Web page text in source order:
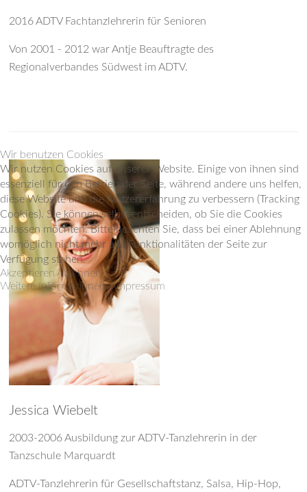
2016 ADTV Fachtanzlehrerin für Senioren
Von 2001 - 2012 war Antje Beauftragte des
Regionalverbandes Südwest im ADTV.
Jessica Wiebelt
2003-2006 Ausbildung zur ADTV-Tanzlehrerin in der
Tanzschule Marquardt
ADTV-Tanzlehrerin für Gesellschaftstanz, Salsa, Hip-Hop,
Wir benutzen Cookies
Wir nutzen Cookies auf unserer Website. Einige von ihnen sind
essenziell für den Betrieb der Seite, während andere uns helfen,
diese Website und die Nutzererfahrung zu verbessern (Tracking
Cookies). Sie können selbst entscheiden, ob Sie die Cookies
zulassen möchten. Bitte beachten Sie, dass bei einer Ablehnung
womöglich nicht mehr alle Funktionalitäten der Seite zur
Verfügung stehen.
Akzeptieren Ablehnen
Weitere Informationen|Impressum